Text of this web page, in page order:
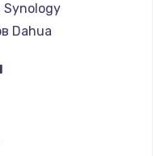
Synology
Dahua